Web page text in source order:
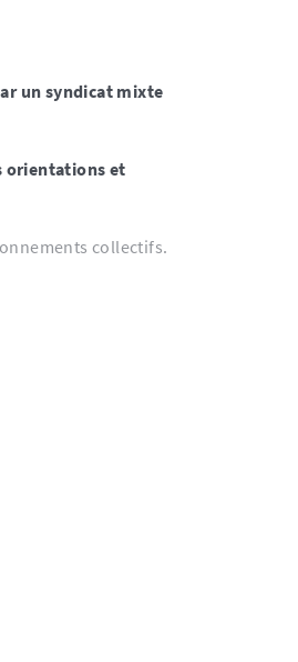
un syndicat mixte
orientations et
collectifs.